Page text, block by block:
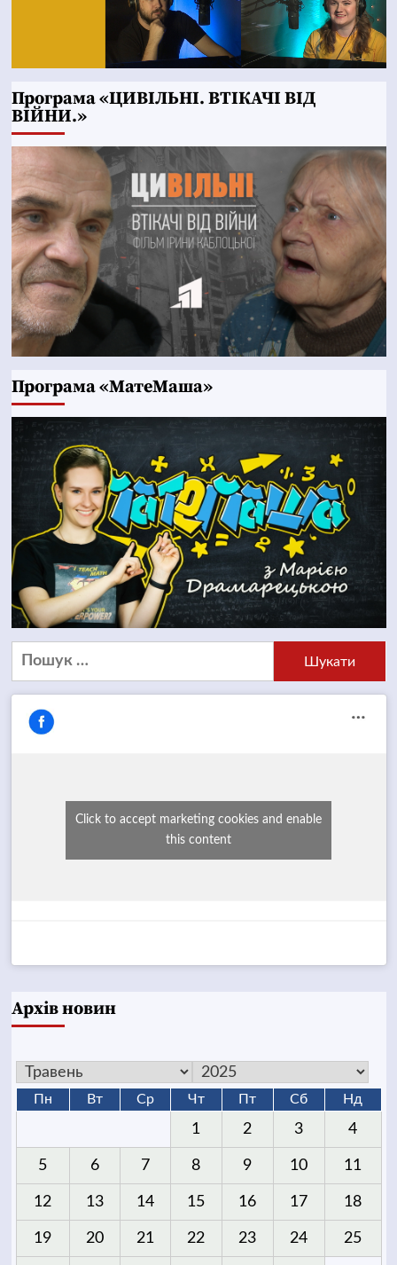
Програма «ЦИВІЛЬНІ. ВТІКАЧІ ВІД
ВІЙНИ.»
Програма «МатеМаша»
Пошук:
Click to accept marketing cookies and enable
this content
Архів новин
Пн Вт Ср Чт Пт Сб Нд
1 2 3 4
5 6 7 8 9 10 11
12 13 14 15 16 17 18
19 20 21 22 23 24 25